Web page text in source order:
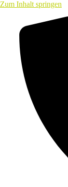
Zum Inhalt springen